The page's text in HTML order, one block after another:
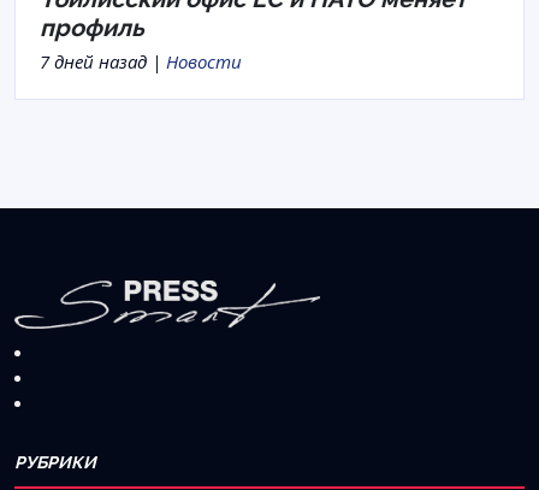
профиль
7 дней назад | Новости
РУБРИКИ